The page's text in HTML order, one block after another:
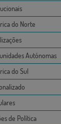
do Norte
Autónomas
do Sul
de Política